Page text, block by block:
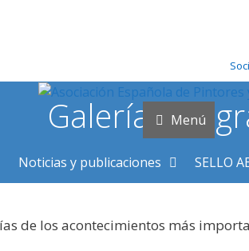
Menú
Noticias y publicaciones SELLO
Galería
de los acontecimientos más